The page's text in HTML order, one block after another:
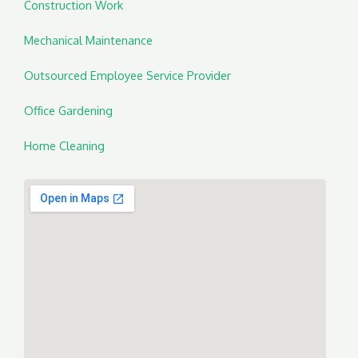
Construction Work
Mechanical Maintenance
Outsourced Employee Service Provider
Office Gardening
Home Cleaning